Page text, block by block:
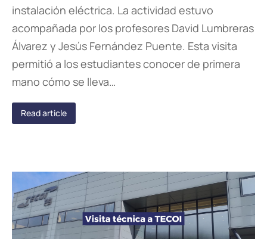
instalación eléctrica. La actividad estuvo
acompañada por los profesores David Lumbreras
Álvarez y Jesús Fernández Puente. Esta visita
permitió a los estudiantes conocer de primera
mano cómo se lleva…
Read article